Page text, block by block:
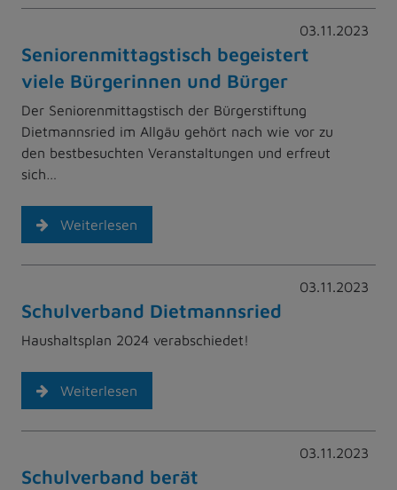
03.11.2023
Seniorenmittagstisch begeistert
viele Bürgerinnen und Bürger
Der Seniorenmittagstisch der Bürgerstiftung
Dietmannsried im Allgäu gehört nach wie vor zu
den bestbesuchten Veranstaltungen und erfreut
sich…
Weiterlesen
03.11.2023
Schulverband Dietmannsried
Haushaltsplan 2024 verabschiedet!
Weiterlesen
03.11.2023
Schulverband berät